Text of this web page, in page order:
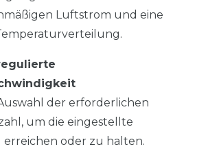
Luftstrom und eine
der erforderlichen
um die eingestellte
oder zu halten.